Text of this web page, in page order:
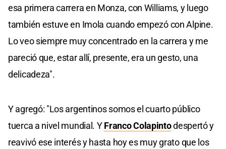
esa primera carrera en Monza, con Williams, y luego
también estuve en Imola cuando empezó con Alpine.
Lo veo siempre muy concentrado en la carrera y me
pareció que, estar allí, presente, era un gesto, una
delicadeza".
Y agregó: "Los argentinos somos el cuarto público
tuerca a nivel mundial. YFranco Colapintodespertó y
reavivó ese interés y hasta hoy es muy grato que los